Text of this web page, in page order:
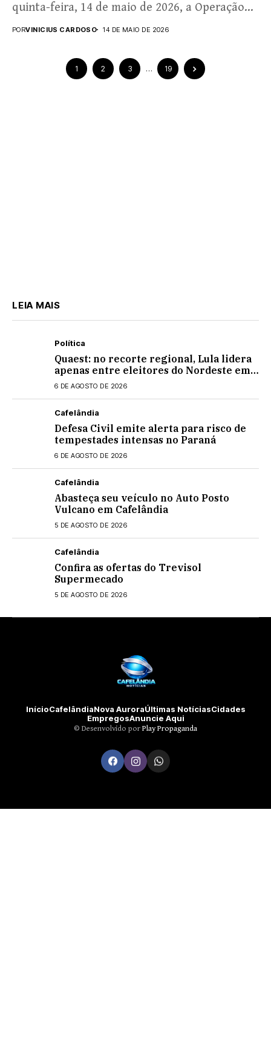
quinta-feira, 14 de maio de 2026, a Operação
Rota...
PORVINICIUS CARDOSO 14 DE MAIO DE 2026
1 2 3 … 19
LEIA MAIS
Política
Quaest: no recorte regional, Lula lidera
apenas entre eleitores do Nordeste em
eventual 2º turno contra Flávio
6 DE AGOSTO DE 2026
Cafelândia
Defesa Civil emite alerta para risco de
tempestades intensas no Paraná
6 DE AGOSTO DE 2026
Cafelândia
Abasteça seu veículo no Auto Posto
Vulcano em Cafelândia
5 DE AGOSTO DE 2026
Cafelândia
Confira as ofertas do Trevisol
Supermecado
5 DE AGOSTO DE 2026
InícioCafelândiaNova AuroraÚltimas NotíciasCidades
EmpregosAnuncie Aqui
©️ Desenvolvido por Play Propaganda